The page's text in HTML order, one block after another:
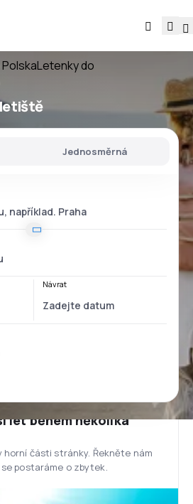
Letenky do
Jednosměrná
Návrat
let během několika
horní části stránky. Řekněte nám
postaráme o zbytek.